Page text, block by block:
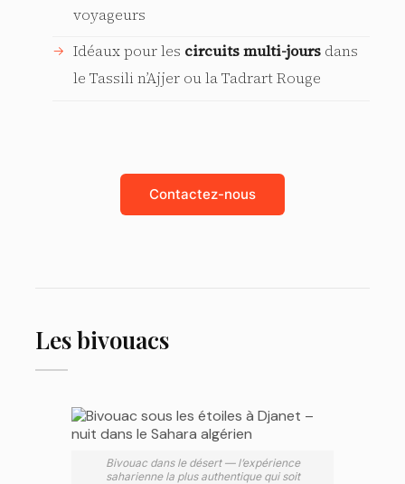
voyageurs
Idéaux pour les circuits multi-joursdans
le Tassili n’Ajjer ou la Tadrart Rouge
Contactez-nous
Les bivouacs
Bivouac dans le désert — l’expérience
saharienne la plus authentique qui soit